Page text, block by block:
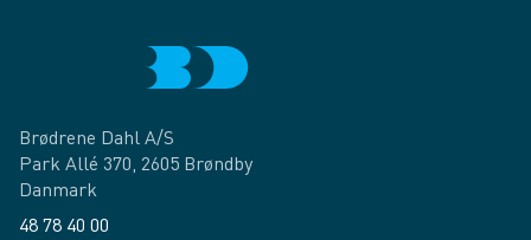
Brødrene Dahl A/S
Park Allé 370, 2605 Brøndby
Danmark
48 78 40 00